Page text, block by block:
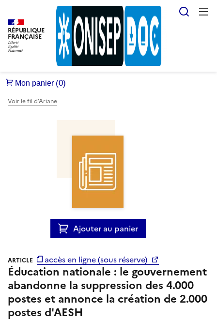
RÉPUBLIQUE
FRANÇAISE
Voir le fil d’Ariane
Ajouter au panier
accès en ligne (sous réserve)
ARTICLE
Éducation nationale : le gouvernement
abandonne la suppression des 4.000
postes et annonce la création de 2.000
postes d'AESH